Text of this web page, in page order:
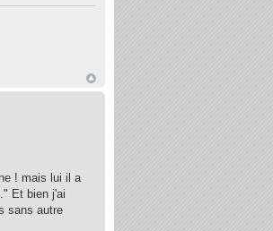
! mais lui il a
Et bien j'ai
sans autre